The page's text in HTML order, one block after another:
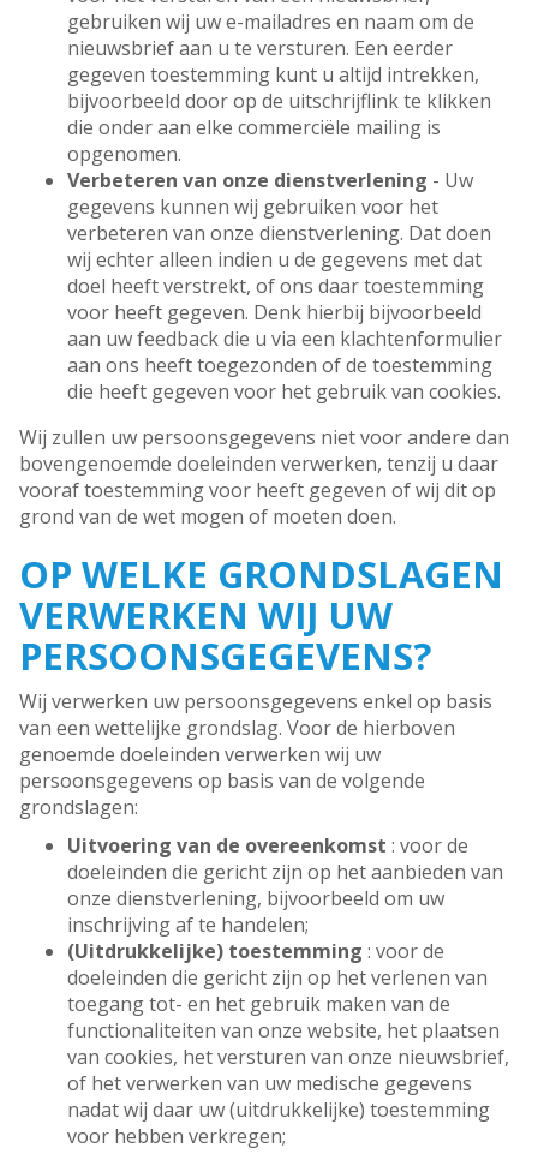
gebruiken wij uw e-mailadres en naam om de
nieuwsbrief aan u te versturen. Een eerder
gegeven toestemming kunt u altijd intrekken,
bijvoorbeeld door op de uitschrijflink te klikken
die onder aan elke commerciële mailing is
opgenomen.
Verbeteren van onze dienstverlening - Uw
gegevens kunnen wij gebruiken voor het
verbeteren van onze dienstverlening. Dat doen
wij echter alleen indien u de gegevens met dat
doel heeft verstrekt, of ons daar toestemming
voor heeft gegeven. Denk hierbij bijvoorbeeld
aan uw feedback die u via een klachtenformulier
aan ons heeft toegezonden of de toestemming
die heeft gegeven voor het gebruik van cookies.
Wij zullen uw persoonsgegevens niet voor andere dan
bovengenoemde doeleinden verwerken, tenzij u daar
vooraf toestemming voor heeft gegeven of wij dit op
grond van de wet mogen of moeten doen.
OP WELKE GRONDSLAGEN
VERWERKEN WIJ UW
PERSOONSGEGEVENS?
Wij verwerken uw persoonsgegevens enkel op basis
van een wettelijke grondslag. Voor de hierboven
genoemde doeleinden verwerken wij uw
persoonsgegevens op basis van de volgende
grondslagen:
Uitvoering van de overeenkomst : voor de
doeleinden die gericht zijn op het aanbieden van
onze dienstverlening, bijvoorbeeld om uw
inschrijving af te handelen;
(Uitdrukkelijke) toestemming : voor de
doeleinden die gericht zijn op het verlenen van
toegang tot- en het gebruik maken van de
functionaliteiten van onze website, het plaatsen
van cookies, het versturen van onze nieuwsbrief,
of het verwerken van uw medische gegevens
nadat wij daar uw (uitdrukkelijke) toestemming
voor hebben verkregen;